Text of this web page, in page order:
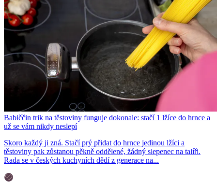
Babiččin trik na těstoviny funguje dokonale: stačí 1 lžíce do hrnce a
už se vám nikdy neslepí
Skoro každý ji zná. Stačí prý přidat do hrnce jedinou lžíci a
těstoviny pak zůstanou pěkně oddělené, žádný slepenec na talíři.
Rada se v českých kuchyních dědí z generace na...